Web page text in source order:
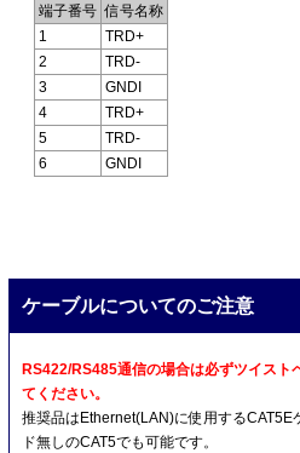
端子番号 信号名称
1
TRD+
2
TRD-
3
GNDI
4
TRD+
5
TRD-
6
GNDI
ケーブルについてのご注意
RS422/RS485通信の場合は必ずツイスト
てください。
推奨品はEthernet(LAN)に使用するCAT5E
ド無しのCAT5でも可能です。